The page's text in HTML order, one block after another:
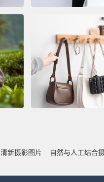
清新摄影图片
自然与人工结合